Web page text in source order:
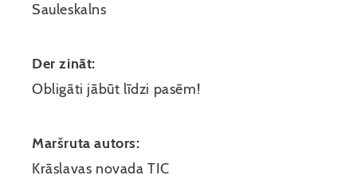
Sauleskalns
Der zināt:
Obligāti jābūt līdzi pasēm!
Maršruta autors:
Krāslavas novada TIC